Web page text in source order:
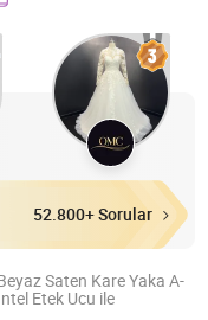
52.800+ Sorular
Saten Kare Yaka A-
Etek Ucu ile
Co., Ltd.